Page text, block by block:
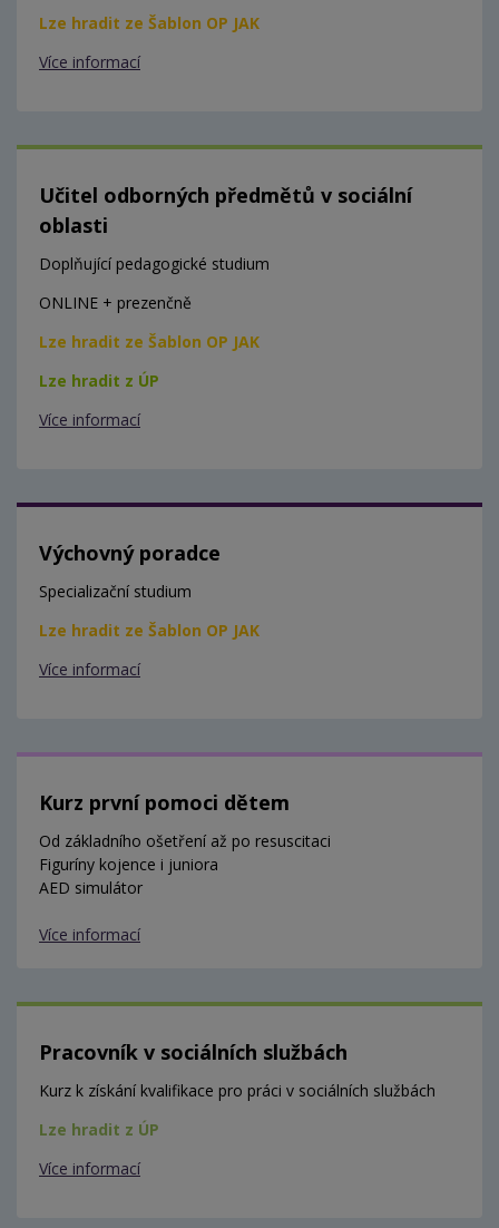
Lze hradit ze Šablon OP JAK
Více informací
Učitel odborných předmětů v sociální
oblasti
Doplňující pedagogické studium
ONLINE + prezenčně
Lze hradit ze Šablon OP JAK
Lze hradit z ÚP
Více informací
Výchovný poradce
Specializační studium
Lze hradit ze Šablon OP JAK
Více informací
Kurz první pomoci dětem
Od základního ošetření až po resuscitaci
Figuríny kojence i juniora
AED simulátor
Více informací
Pracovník v sociálních službách
Kurz k získání kvalifikace pro práci v sociálních službách
Lze hradit z ÚP
Více informací